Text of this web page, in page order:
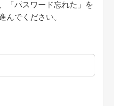
「パスワード忘れた」を
んでください。